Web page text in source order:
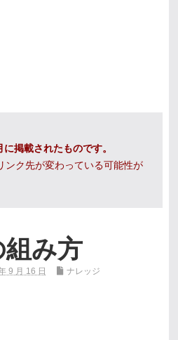
掲載されたものです。
ンク先が変わっている可能性が
み方
9 月 16 日 ナレッジ